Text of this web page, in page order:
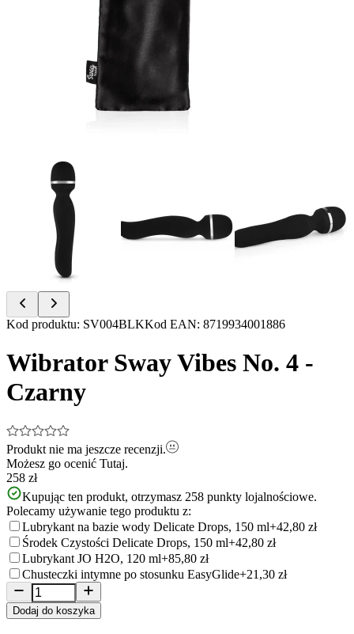
Item
of
10
Kod produktu: SV004BLKKod EAN: 8719934001886
Wibrator Sway Vibes No. 4 -
Czarny
Produkt nie ma jeszcze recenzji.
Możesz go ocenić Tutaj.
258 zł
Kupując ten produkt, otrzymasz 258 punkty lojalnościowe.
Polecamy używanie tego produktu z:
Lubrykant na bazie wody Delicate Drops, 150 ml+42,80 zł
Środek Czystości Delicate Drops, 150 ml+42,80 zł
Lubrykant JO H2O, 120 ml+85,80 zł
Chusteczki intymne po stosunku EasyGlide+21,30 zł
Dodaj do koszyka